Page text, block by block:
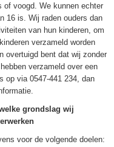
of voogd. We kunnen echter
16 is. Wij raden ouders dan
van hun kinderen, om
verzameld worden
overtuigd bent dat wij zonder
verzameld over een
op via 0547-441 234, dan
grondslag wij
voor de volgende doelen: